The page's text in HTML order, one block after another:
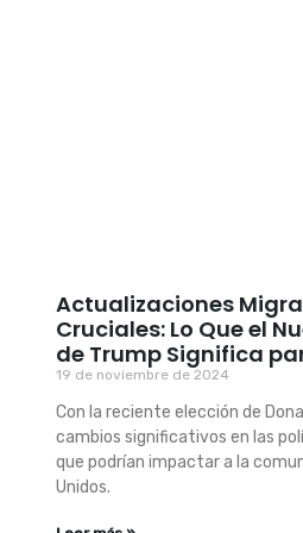
Actualizaciones
Cruciales: Lo Que el
de Trump Significa
19 de noviembre de 2024
Con la reciente elección de
cambios significativos en las
que podrían impactar a la
Unidos.